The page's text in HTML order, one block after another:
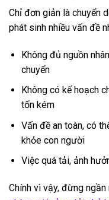
Chỉ đơn giản là chuyển
phát sinh nhiều vấn đề
Không đủ nguồn
chuyển
Không có kế hoạch
tốn kém
Vấn đề an toàn, có
khỏe con người
Việc quá tải, ảnh
Chính vì vậy, đừng